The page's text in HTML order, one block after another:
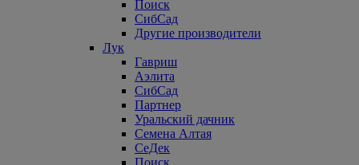
Поиск
СибСад
Другие производители
Лук
Гавриш
Аэлита
СибСад
Партнер
Уральский дачник
Семена Алтая
СеДек
Поиск